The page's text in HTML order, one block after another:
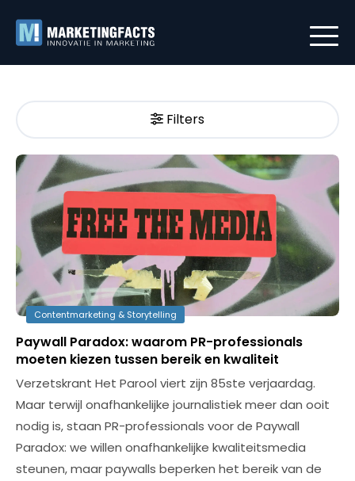
Filters
Contentmarketing & Storytelling
Paywall Paradox: waarom PR-professionals
moeten kiezen tussen bereik en kwaliteit
Verzetskrant Het Parool viert zijn 85ste verjaardag.
Maar terwijl onafhankelijke journalistiek meer dan ooit
nodig is, staan PR-professionals voor de Paywall
Paradox: we willen onafhankelijke kwaliteitsmedia
steunen, maar paywalls beperken het bereik van de